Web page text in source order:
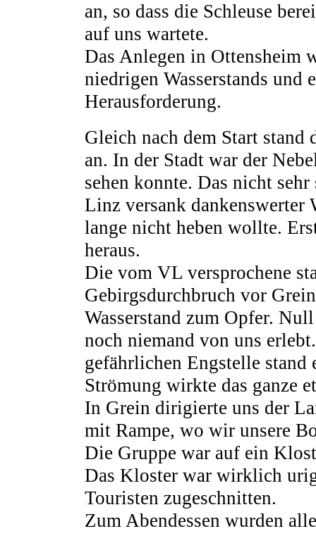
an, so dass die Schleuse
auf uns wartete.
Das Anlegen in Ottensheim
niedrigen Wasserstands und
Herausforderung.
Gleich nach dem Start
an. In der Stadt war der
sehen konnte. Das nicht
Linz versank dankenswerter
lange nicht heben wollte.
heraus.
Die vom VL versprochene
Gebirgsdurchbruch vor
Wasserstand zum Opfer.
noch niemand von uns
gefährlichen Engstelle stand
Strömung wirkte das ganze
In Grein dirigierte uns der
mit Rampe, wo wir unsere
Die Gruppe war auf ein
Das Kloster war wirklich
Touristen zugeschnitten.
Zum Abendessen wurden